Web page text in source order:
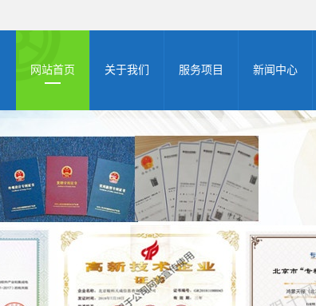
网站首页 关于我们
资质档案
服务项目
zhuanli商标申请
双软认证
体系认证
AAA认证
新闻中心
公司新闻